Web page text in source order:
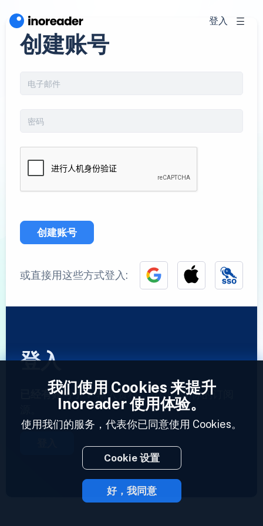
登入
创建账号
创建账号
或直接用这些方式登入:
登入
已经有账号了？输入资料，立即访问你的订阅
2023 © Inoreader
我们使用 Cookies 来提升
Inoreader 使用体验。
使用我们的服务，代表你已同意使用 Cookies。
Cookie 设置
好，我同意